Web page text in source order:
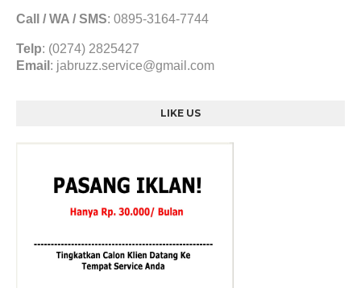
Call / WA / SMS: 0895-3164-7744
Telp: (0274) 2825427
Email : jabruzz.service@gmail.com
LIKE US